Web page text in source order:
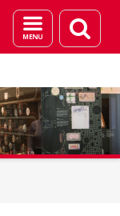
Menu
en